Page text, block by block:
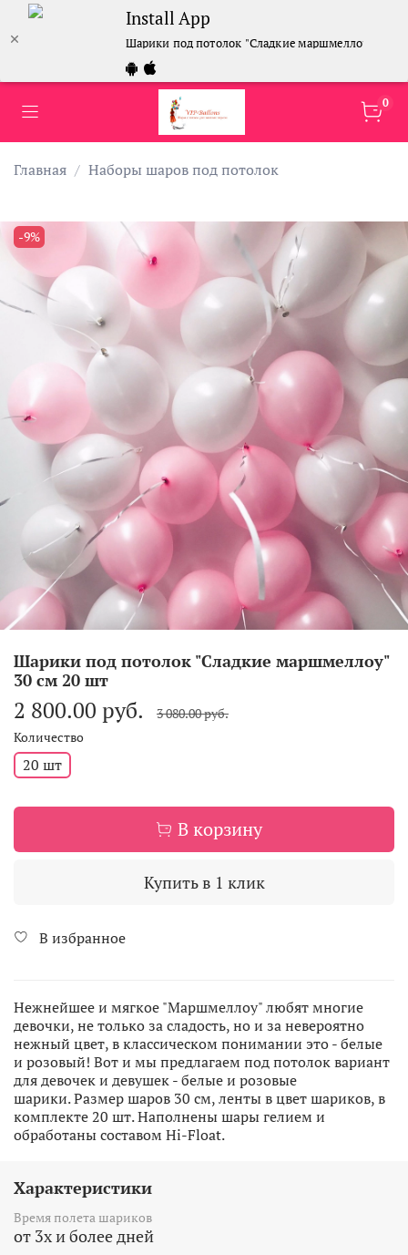
Install App
Шарики под потолок "Сладкие маршмеллоу" 30
0
Главная Наборы шаров под потолок
-9%
Шарики под потолок "Сладкие маршмеллоу"
30 см 20 шт
2 800.00 руб.
3 080.00 руб.
Количество
20 шт
В корзину
Купить в 1 клик
В избранное
Нежнейшее и мягкое "Маршмеллоу" любят многие
девочки, не только за сладость, но и за невероятно
нежный цвет, в классическом понимании это - белые
и розовый! Вот и мы предлагаем под потолок вариант
для девочек и девушек - белые и розовые
шарики.Размер шаров 30 см, ленты в цвет шариков, в
комплекте 20 шт. Наполнены шары гелием и
обработаны составом Hi-Float.
Характеристики
Время полета шариков
от 3х и более дней